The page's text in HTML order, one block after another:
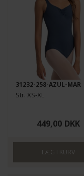
31232-258-AZUL-MAR
Str. XS-XL
449,00 DKK